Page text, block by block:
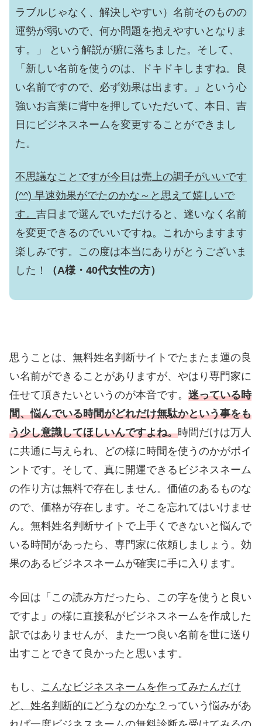
ラブルじゃなく、解決しやすい）名前そのものの
運勢が弱いので、何か問題を抱えやすいとなりま
す。」 という解説が腑に落ちました。そして、
「新しい名前を使うのは、ドキドキしますね。良
い名前ですので、必ず効果は出ます。」という心
強いお言葉に背中を押していただいて、本日、吉
日にビジネスネームを変更することができまし
た。
不思議なことですが今日は売上の調子がいいです
(^^) 早速効果がでたのかな～と思えて嬉しいで
す。 吉日まで選んでいただけると、迷いなく名前
を変更できるのでいいですね。これからますます
楽しみです。この度は本当にありがとうございま
した！
（A様・40代女性の方）
思うことは、無料姓名判断サイトでたまたま運の良
い名前ができることがありますが、やはり専門家に
任せて頂きたいというのが本音です。 迷っている時
間、悩んでいる時間がどれだけ無駄かという事をも
う少し意識してほしいんですよね。時間だけは万人
に共通に与えられ、どの様に時間を使うのかがポイ
ントです。そして、真に開運できるビジネスネーム
の作り方は無料で存在しません。価値のあるものな
ので、価格が存在します。そこを忘れてはいけませ
ん。無料姓名判断サイトで上手くできないと悩んで
いる時間があったら、専門家に依頼しましょう。効
果のあるビジネスネームが確実に手に入ります。
今回は「この読み方だったら、この字を使うと良い
ですよ」の様に直接私がビジネスネームを作成した
訳ではありませんが、また一つ良い名前を世に送り
出すことできて良かったと思います。
もし、 こんなビジネスネームを作ってみたんだけ
ど、姓名判断的にどうなのかな？ っていう悩みがあ